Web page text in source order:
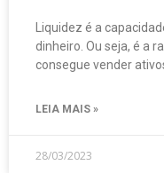
Liquidez é a
dinheiro. Ou seja, é a
consegue vender
LEIA MAIS »
28/03/2023